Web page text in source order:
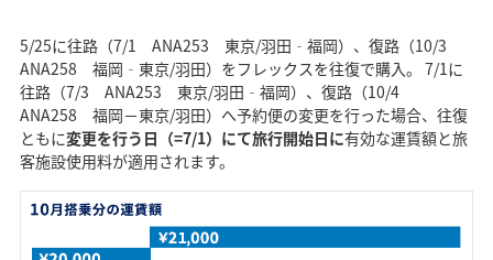
5/25に往路（7/1 ANA253 東京/羽田‐福岡）、復路（10/3
ANA258 福岡‐東京/羽田）をフレックスを往復で購入。 7/1に
往路（7/3 ANA253 東京/羽田‐福岡）、復路（10/4
ANA258 福岡－東京/羽田）へ予約便の変更を行った場合、往復
ともに変更を行う日（=7/1）にて旅行開始日に有効な運賃額と旅
客施設使用料が適用されます。